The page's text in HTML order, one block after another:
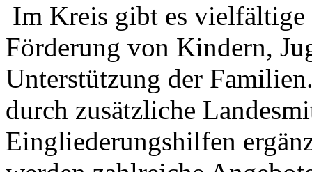
Im Kreis gibt es vielfältige
Förderung von Kindern,
Unterstützung der
durch zusätzliche
Eingliederungshilfen